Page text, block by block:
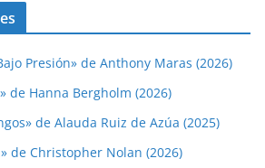
Presión» de Anthony Maras (2026)
de Hanna Bergholm (2026)
de Alauda Ruiz de Azúa (2025)
de Christopher Nolan (2026)